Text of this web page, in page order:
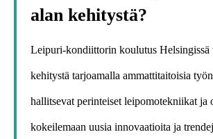
alan kehitystä?
Leipuri-kondiittorin koulutus Helsingissä
kehitystä tarjoamalla ammattitaitoisia
hallitsevat perinteiset leipomotekniikat ja
kokeilemaan uusia innovaatioita ja